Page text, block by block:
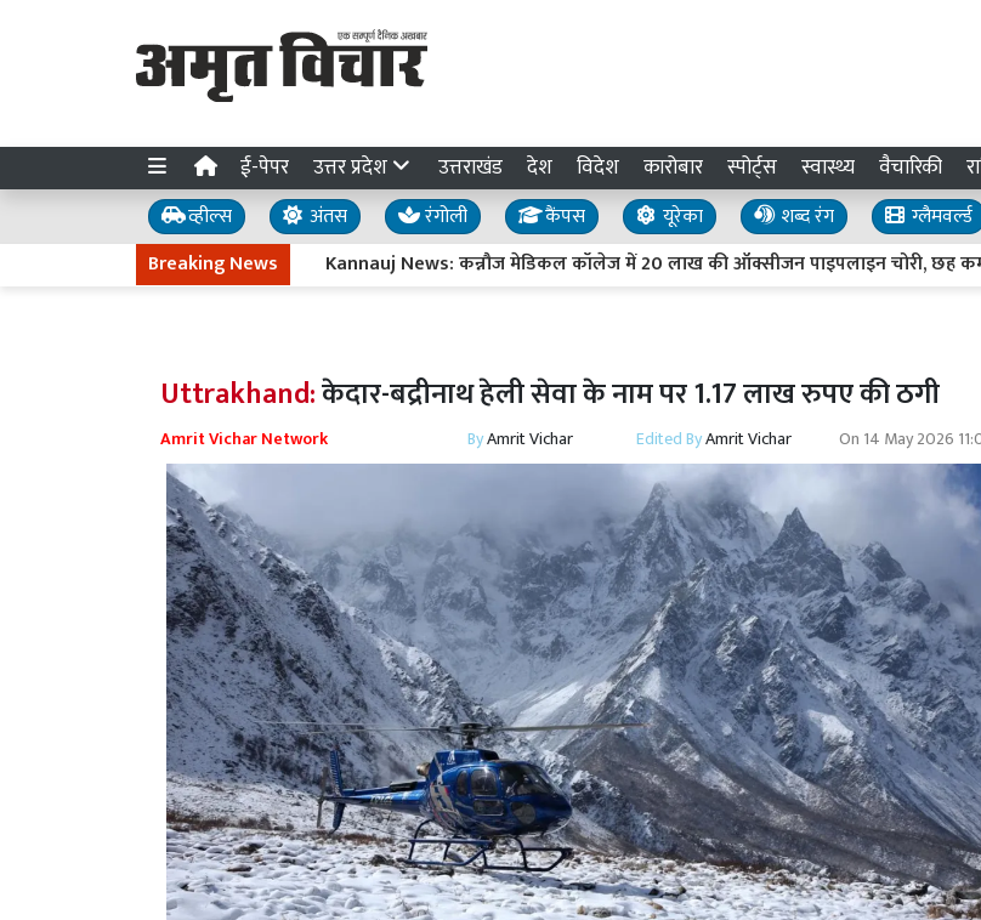
ई-पेपर उत्तर प्रदेश उत्तराखंड देश विदेश कारोबार स्पोर्ट्स स्वास्थ्य वैचारिकी
व्हील्स अंतस रंगोली कैंपस यूरेका शब्द रंग
ग्लैमवर्ल्ड
Breaking News Kannauj News: कन्नौज मेडिकल कॉलेज में 20 लाख की ऑक्सीजन पाइपलाइन चोरी, छह
Uttrakhand:केदार-बद्रीनाथ हेली सेवा के नाम पर 1.17 लाख रुपए की ठगी
Amrit Vichar Network ByAmrit Vichar Edited ByAmrit Vichar On 14 May 2026